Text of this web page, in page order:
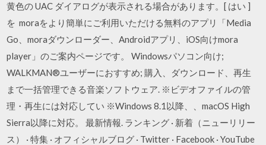
黄色の UAC ダイアログが表示される場合があります。[ はい ]
を moraをより簡単にご利用いただける無料のアプリ「Media
Go、moraダウンローダー、Androidアプリ、iOS向けmora
player」のご案内ページです。 Windowsパソコン向け;
WALKMAN®ユーザーにおすすめ; 購入、ダウンロード、再生
まで一括管理できる音楽ソフトウェア. ※ビデオファイルの管
理・再生には対応してい ※Windows 8.1以降、、macOS High
Sierra以降に対応。 最新情報. ランキング · 新着（ニューリリー
ス） · 特集 · オフィシャルブログ · Twitter · Facebook · YouTube